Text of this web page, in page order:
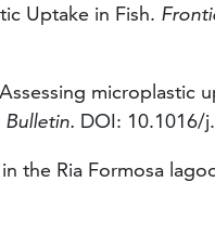
Uptake in Fish.
microplastic
DOI: 10.1016/
the Ria Formosa